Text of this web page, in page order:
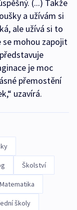
(...) Takže
a užívám si
ale užívá si to
se mohou zapojit
je moc
přemostění
uzavírá.
Školství
Matematika
školy